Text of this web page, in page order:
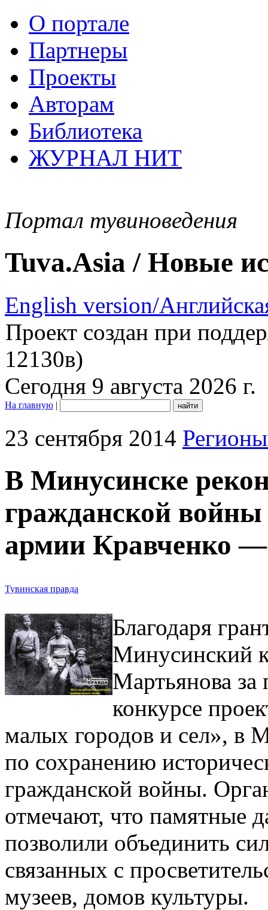
О портале
Партнеры
Проекты
Авторам
Библиотека
ЖУРНАЛ НИТ
Портал тувиноведения
Tuva.Asia / Новые
English version/
Проект создан при
12130в)
Сегодня 9 августа 2026 г.
На главную |
23 сентября 2014
В Минусинске
гражданской войны
армии Кравченко
Тувинская правда
Благодаря
Минусинский
Мартьянова за
конкурсе
малых городов и сел», в
по сохранению
гражданской войны.
отмечают, что памятные
позволили объединить
связанных с
музеев, домов культуры.